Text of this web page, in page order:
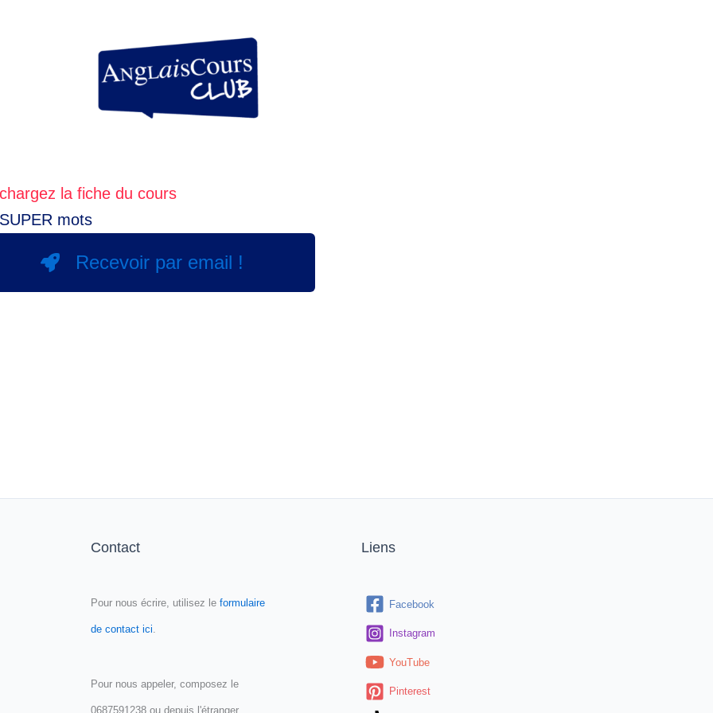
la fiche du cours
mots
Recevoir par email !
Contact
Pour nous écrire, utilisez le formulaire
de contact ici
Pour nous appeler, composez le
0687591238 ou depuis l'étranger,
Liens
Facebook
Instagram
YouTube
Pinterest